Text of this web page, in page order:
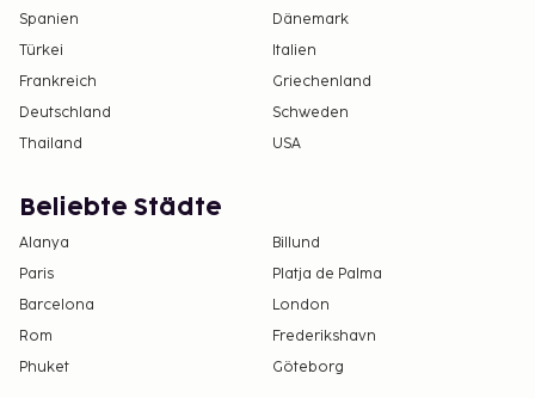
Spanien
Dänemark
Türkei
Italien
Frankreich
Griechenland
Deutschland
Schweden
Thailand
USA
Beliebte Städte
Alanya
Billund
Paris
Platja de Palma
Barcelona
London
Rom
Frederikshavn
Phuket
Göteborg